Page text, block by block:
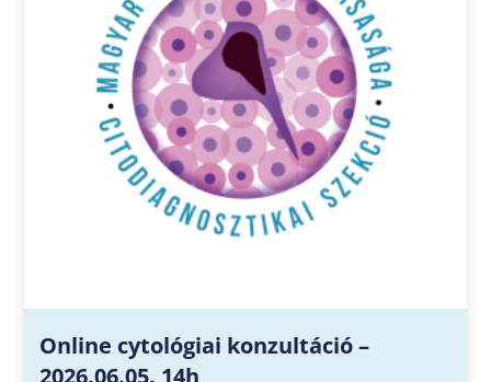
Online cytológiai konzultáció –
2026.06.05. 14h